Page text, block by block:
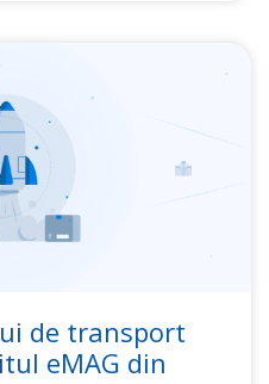
de transport
eMAG din